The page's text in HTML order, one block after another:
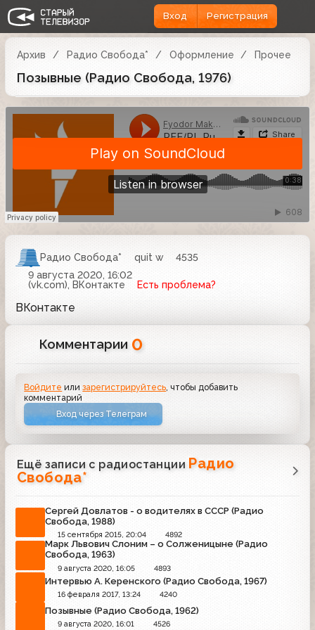
Вход Регистрация
Архив Радио Свобода* Оформление Прочее
Позывные (Радио Свобода, 1976)
Радио Свобода* quit w
4535
9 августа 2020, 16:02
(vk.com), ВКонтакте
Есть проблема?
ВКонтакте
Комментарии 0
Войдите илизарегистрируйтесь , чтобы добавить
комментарий
Вход через Телеграм
Ещё записи с радиостанции Радио
Свобода*
Сергей Довлатов - о водителях в СССР (Радио
Свобода, 1988)
15 сентября 2015, 20:04 4892
Марк Львович Слоним – о Солженицыне (Радио
Свобода, 1963)
9 августа 2020, 16:05 4893
Интервью А. Керенского (Радио Свобода, 1967)
16 февраля 2017, 13:24 4240
Позывные (Радио Свобода, 1962)
9 августа 2020, 16:01 4526